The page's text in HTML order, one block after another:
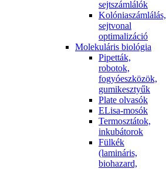
sejtszámlálók
Kolóniaszámlálás,
sejtvonal
optimalizáció
Molekuláris biológia
Pipetták,
robotok,
fogyóeszközök,
gumikesztyűk
Plate olvasók
ELisa-mosók
Termosztátok,
inkubátorok
Fülkék
(lamináris,
biohazard,